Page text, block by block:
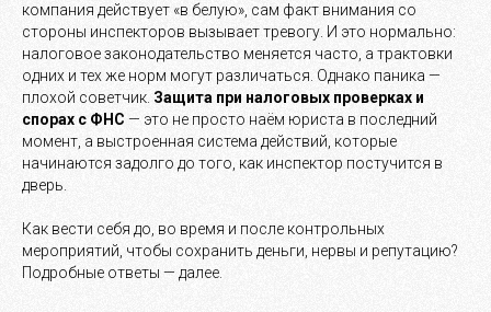
компания действует «в белую», сам факт внимания со
стороны инспекторов вызывает тревогу. И это нормально:
налоговое законодательство меняется часто, а трактовки
одних и тех же норм могут различаться. Однако паника —
плохой советчик. Защита при налоговых проверках и
спорах с ФНС — это не просто наём юриста в последний
момент, а выстроенная система действий, которые
начинаются задолго до того, как инспектор постучится в
дверь.
Как вести себя до, во время и после контрольных
мероприятий, чтобы сохранить деньги, нервы и репутацию?
Подробные ответы — далее.